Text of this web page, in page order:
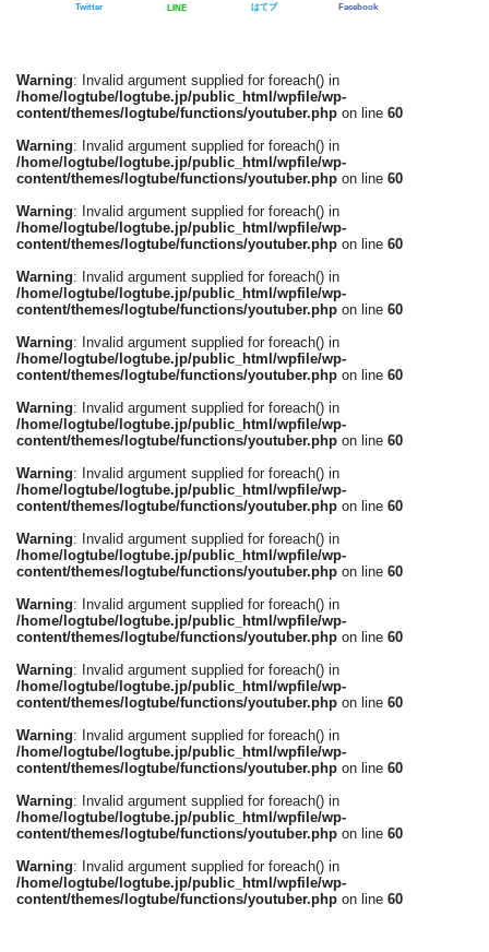
Twitter LINE はてブ Facebook
Warning: Invalid argument supplied for foreach() in
/home/logtube/logtube.jp/public_html/wpfile/wp-
content/themes/logtube/functions/youtuber.php on line 60
Warning: Invalid argument supplied for foreach() in
/home/logtube/logtube.jp/public_html/wpfile/wp-
content/themes/logtube/functions/youtuber.php on line 60
Warning: Invalid argument supplied for foreach() in
/home/logtube/logtube.jp/public_html/wpfile/wp-
content/themes/logtube/functions/youtuber.php on line 60
Warning: Invalid argument supplied for foreach() in
/home/logtube/logtube.jp/public_html/wpfile/wp-
content/themes/logtube/functions/youtuber.php on line 60
Warning: Invalid argument supplied for foreach() in
/home/logtube/logtube.jp/public_html/wpfile/wp-
content/themes/logtube/functions/youtuber.php on line 60
Warning: Invalid argument supplied for foreach() in
/home/logtube/logtube.jp/public_html/wpfile/wp-
content/themes/logtube/functions/youtuber.php on line 60
Warning: Invalid argument supplied for foreach() in
/home/logtube/logtube.jp/public_html/wpfile/wp-
content/themes/logtube/functions/youtuber.php on line 60
Warning: Invalid argument supplied for foreach() in
/home/logtube/logtube.jp/public_html/wpfile/wp-
content/themes/logtube/functions/youtuber.php on line 60
Warning: Invalid argument supplied for foreach() in
/home/logtube/logtube.jp/public_html/wpfile/wp-
content/themes/logtube/functions/youtuber.php on line 60
Warning: Invalid argument supplied for foreach() in
/home/logtube/logtube.jp/public_html/wpfile/wp-
content/themes/logtube/functions/youtuber.php on line 60
Warning: Invalid argument supplied for foreach() in
/home/logtube/logtube.jp/public_html/wpfile/wp-
content/themes/logtube/functions/youtuber.php on line 60
Warning: Invalid argument supplied for foreach() in
/home/logtube/logtube.jp/public_html/wpfile/wp-
content/themes/logtube/functions/youtuber.php on line 60
Warning: Invalid argument supplied for foreach() in
/home/logtube/logtube.jp/public_html/wpfile/wp-
content/themes/logtube/functions/youtuber.php on line 60